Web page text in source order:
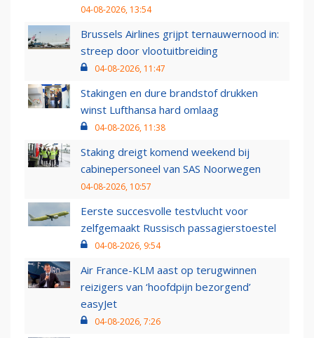
04-08-2026, 13:54
Brussels Airlines grijpt ternauwernood in:
streep door vlootuitbreiding
04-08-2026, 11:47
Stakingen en dure brandstof drukken
winst Lufthansa hard omlaag
04-08-2026, 11:38
Staking dreigt komend weekend bij
cabinepersoneel van SAS Noorwegen
04-08-2026, 10:57
Eerste succesvolle testvlucht voor
zelfgemaakt Russisch passagierstoestel
04-08-2026, 9:54
Air France-KLM aast op terugwinnen
reizigers van ‘hoofdpijn bezorgend’
easyJet
04-08-2026, 7:26